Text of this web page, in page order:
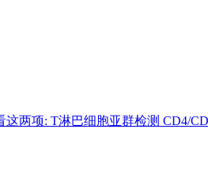
这两项: T淋巴细胞亚群检测 CD4/